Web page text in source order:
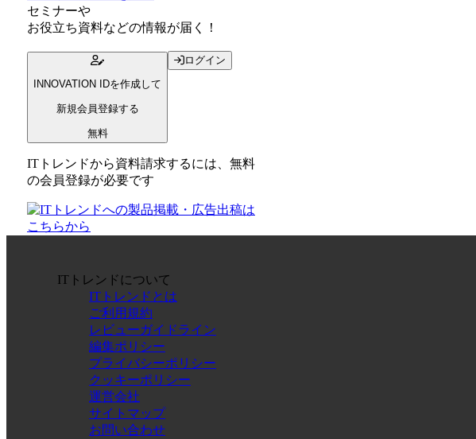
セミナーや
お役立ち資料などの情報が届く！
INNOVATION IDを作成して
新規会員登録する
無料
ログイン
ITトレンドから資料請求するには、無料
の会員登録が必要です
ITトレンドについて
ITトレンドとは
ご利用規約
レビューガイドライン
編集ポリシー
プライバシーポリシー
クッキーポリシー
運営会社
サイトマップ
お問い合わせ